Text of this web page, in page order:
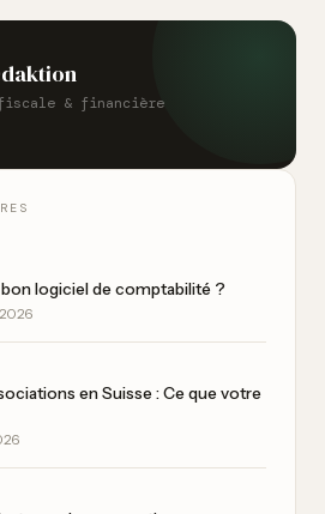
& financière
logiciel de comptabilité ?
en Suisse : Ce que votre